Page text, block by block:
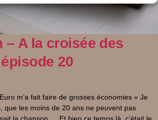
– A la croisée des
20
m’a fait faire de grosses économies « Je
que les moins de 20 ans ne peuvent pas